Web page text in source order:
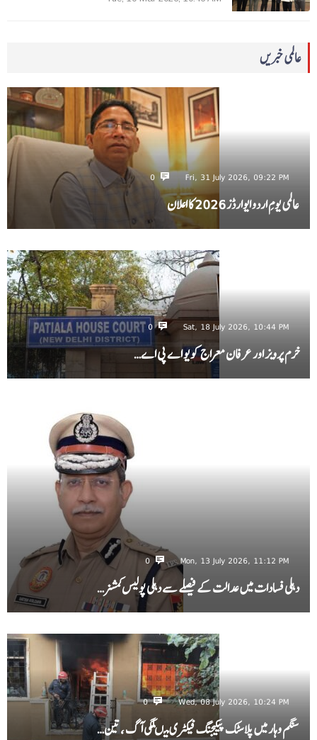
عالمی خبریں
Fri, 31 July 2026, 09:22 PM
0
عالمی یومِ اردو ایوارڈز 2026 کا اعلان
Sat, 18 July 2026, 10:44 PM
0
خرم پرویز اور عرفان معراج کو یو اے پی اے…
Mon, 13 July 2026, 11:12 PM
0
دہلی فسادات میں عدالت کے فیصلے سے دہلی پولیس کمشنر…
Wed, 08 July 2026, 10:24 PM
0
سنگم وہار میں پلاسٹک پیکیجنگ فیکٹری میںلگی آگ ، تین…